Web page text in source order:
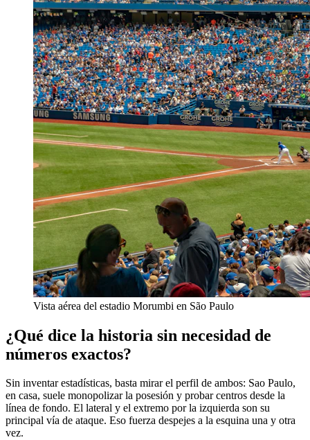
Vista aérea del estadio Morumbi en São Paulo
¿Qué dice la historia sin necesidad de
números exactos?
Sin inventar estadísticas, basta mirar el perfil de ambos: Sao Paulo,
en casa, suele monopolizar la posesión y probar centros desde la
línea de fondo. El lateral y el extremo por la izquierda son su
principal vía de ataque. Eso fuerza despejes a la esquina una y otra
vez.